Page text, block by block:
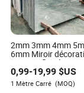
2mm 3mm 4mm
6mm Miroir
en verre flotté
doublement traité, en
aluminium argenté
et chaud, décoratif et
0,99-19,99 $US
1 Mètre Carré (MOQ)